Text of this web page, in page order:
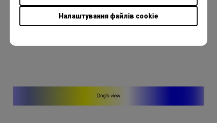
Налаштування файлів cookie